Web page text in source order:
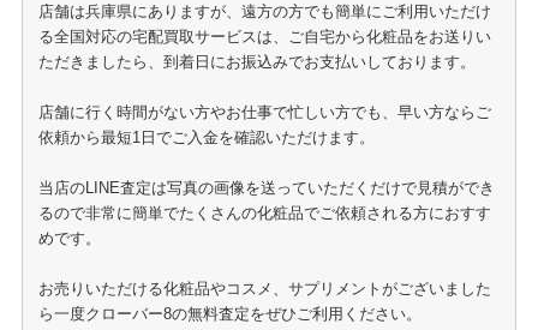
店舗は兵庫県にありますが、遠方の方でも簡単にご利用いただけ
る全国対応の宅配買取サービスは、ご自宅から化粧品をお送りい
ただきましたら、到着日にお振込みでお支払いしております。
店舗に行く時間がない方やお仕事で忙しい方でも、早い方ならご
依頼から最短1日でご入金を確認いただけます。
当店のLINE査定は写真の画像を送っていただくだけで見積ができ
るので非常に簡単でたくさんの化粧品でご依頼される方におすす
めです。
お売りいただける化粧品やコスメ、サプリメントがございました
ら一度クローバー8の無料査定をぜひご利用ください。